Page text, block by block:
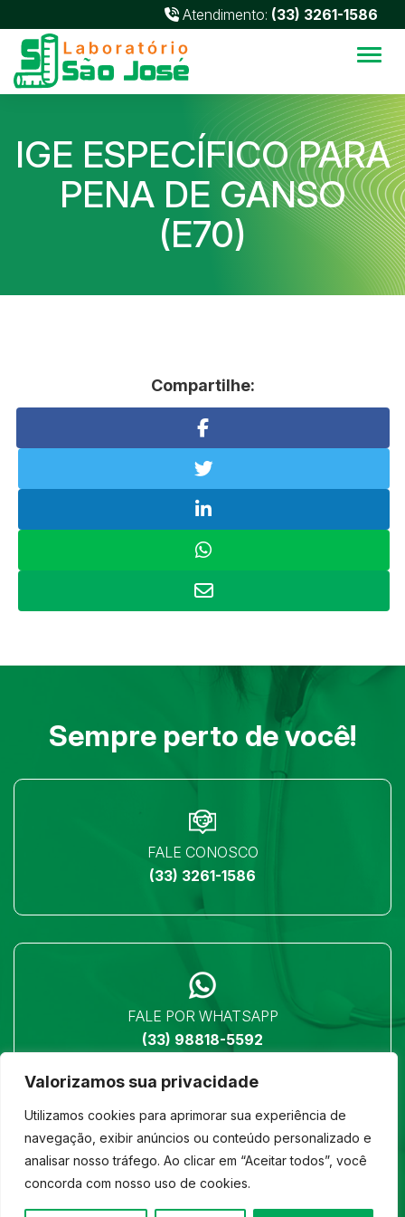
Valorizamos sua privacidade
Utilizamos cookies para aprimorar sua experiência de
navegação, exibir anúncios ou conteúdo personalizado e
analisar nosso tráfego. Ao clicar em “Aceitar todos”, você
concorda com nosso uso de cookies.
Atendimento: (33) 3261-1586
IGE ESPECÍFICO PARA
PENA DE GANSO
(E70)
Compartilhe:
Sempre perto de você!
FALE CONOSCO
(33) 3261-1586
FALE POR WHATSAPP
(33) 98818-5592
LOCALIZAÇÃO